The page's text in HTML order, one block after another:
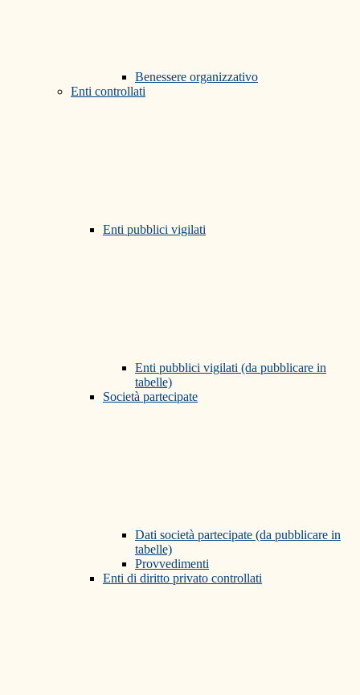
Benessere organizzativo
Enti controllati
Enti pubblici vigilati
Enti pubblici vigilati (da pubblicare in
tabelle)
Società partecipate
Dati società partecipate (da pubblicare in
tabelle)
Provvedimenti
Enti di diritto privato controllati